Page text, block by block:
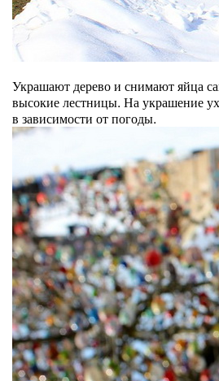
Украшают дерево и снимают яйца
высокие лестницы. На украшение
в зависимости от погоды.